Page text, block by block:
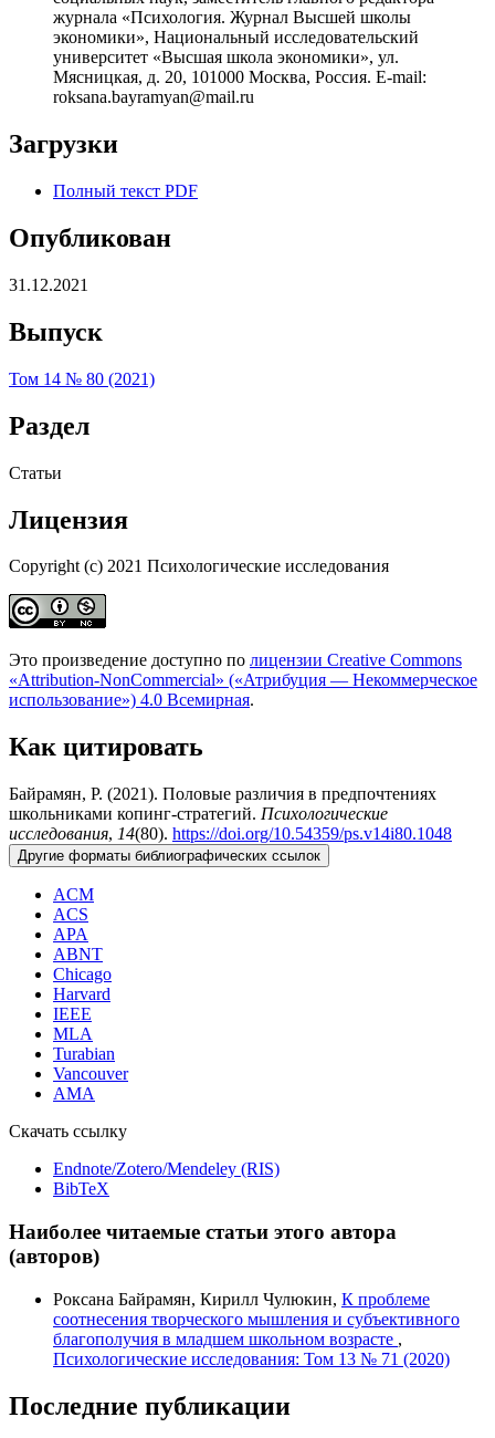
журнала «Психология. Журнал Высшей школы
экономики», Национальный исследовательский
университет «Высшая школа экономики», ул.
Мясницкая, д. 20, 101000 Москва, Россия. E-mail:
roksana.bayramyan@mail.ru
Загрузки
Полный текст PDF
Опубликован
31.12.2021
Выпуск
Том 14 № 80 (2021)
Раздел
Статьи
Лицензия
Copyright (c) 2021 Психологические исследования
Это произведение доступно по лицензии Creative Commons
«Attribution-NonCommercial» («Атрибуция — Некоммерческое
использование») 4.0 Всемирная.
Как цитировать
Байрамян, Р. (2021). Половые различия в предпочтениях
школьниками копинг-стратегий. Психологические
исследования, 14(80). https://doi.org/10.54359/ps.v14i80.1048
Другие форматы библиографических ссылок
ACM
ACS
APA
ABNT
Chicago
Harvard
IEEE
MLA
Turabian
Vancouver
AMA
Скачать ссылку
Endnote/Zotero/Mendeley (RIS)
BibTeX
Наиболее читаемые статьи этого автора
(авторов)
Роксана Байрамян, Кирилл Чулюкин, К проблеме
соотнесения творческого мышления и субъективного
благополучия в младшем школьном возрасте ,
Психологические исследования: Том 13 № 71 (2020)
Последние публикации